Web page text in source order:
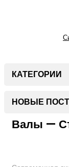
КАТЕГОРИИ
НОВЫЕ
Валы —